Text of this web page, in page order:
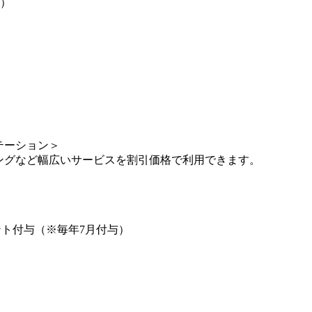
ション＞
など幅広いサービスを割引価格で利用できます。
付与（※毎年7月付与）